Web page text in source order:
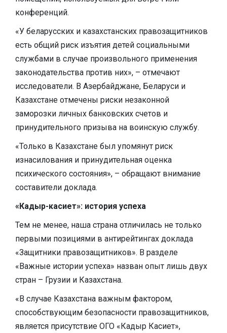
конференций.
«У беларусских и казахстанских правозащитников
есть общий риск изъятия детей социальными
службами в случае произвольного применения
законодательства против них», – отмечают
исследователи. В Азербайджане, Беларуси и
Казахстане отмечены риски незаконной
заморозки личных банковских счетов и
принудительного призыва на воинскую службу.
«Только в Казахстане был упомянут риск
изнасилования и принудительная оценка
психического состояния», – обращают внимание
составители доклада.
«Кадыр-касиет»: история успеха
Тем не менее, наша страна отличилась не только
первыми позициями в антирейтингах доклада
«Защитники правозащитников». В разделе
«Важные истории успеха» назван опыт лишь двух
стран – Грузии и Казахстана.
«В случае Казахстана важным фактором,
способствующим безопасности правозащитников,
является присутствие ОГО «Кадыр Касиет»,